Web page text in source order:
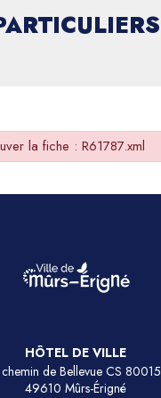
la fiche : R61787.xml
HÔTEL DE VILLE
de Bellevue CS 80015
49610 Mûrs-Érigné